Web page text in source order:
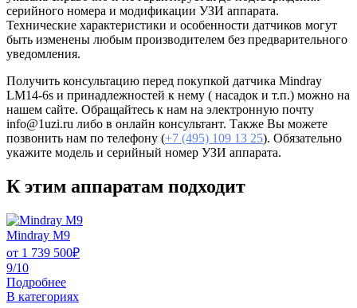
серийного номера и модификации УЗИ аппарата.
Технические характеристики и особенности датчиков могут
быть изменены любым производителем без предварительного
уведомления.
Получить консультацию перед покупкой датчика Mindray
LM14-6s и принадлежностей к нему ( насадок и т.п.) можно на
нашем сайте. Обращайтесь к нам на электронную почту
info@1uzi.ru либо в онлайн консультант. Также Вы можете
позвонить нам по телефону (+7 (495) 109 13 25). Обязательно
укажите модель и серийный номер УЗИ аппарата.
К этим аппаратам подходит
Mindray M9
от 1 739 500₽
9/10
Подробнее
В категориях